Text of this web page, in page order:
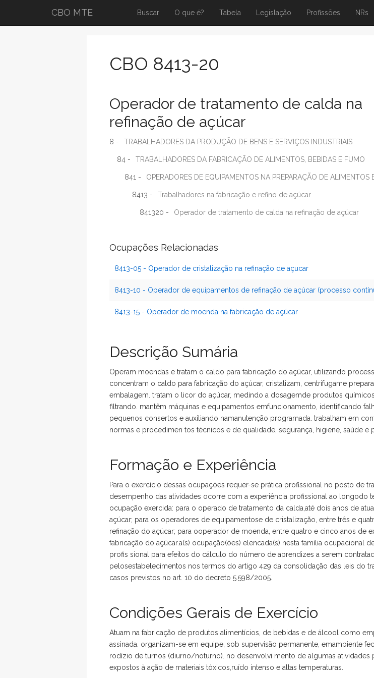
CBO MTE Buscar O que é? Tabela Legislação Profissões NRs
CBO 8413-20
Operador de tratamento de calda na
refinação de açúcar
8 - TRABALHADORES DA PRODUÇÃO DE BENS E SERVIÇOS INDUSTRIAIS
84 - TRABALHADORES DA FABRICAÇÃO DE ALIMENTOS, BEBIDAS E FUMO
841 - OPERADORES DE EQUIPAMENTOS NA PREPARAÇÃO DE ALIMENTOS
8413 - Trabalhadores na fabricação e refino de açúcar
841320 - Operador de tratamento de calda na refinação de açúcar
Ocupações Relacionadas
8413-05 - Operador de cristalização na refinação de açucar
8413-10 - Operador de equipamentos de refinação de açúcar (processo
8413-15 - Operador de moenda na fabricação de açúcar
Descrição Sumária
Operam moendas e tratam o caldo para fabricação do açúcar, utilizando
concentram o caldo para fabricação do açúcar, cristalizam, centrifugame
embalagem. tratam o licor do açúcar, medindo a dosagemde produtos
filtrando. mantêm máquinas e equipamentos emfuncionamento, identificando
pequenos consertos e auxiliando namanutenção programada. trabalham em
normas e procedimen tos técnicos e de qualidade, segurança, higiene, saúde e
Formação e Experiência
Para o exercício dessas ocupações requer-se prática profissional no posto de
desempenho das atividades ocorre com a experiência profissional ao longodo
ocupação exercida: para o operado de tratamento da calda,até dois anos de
açúcar; para os operadores de equipamentose de cristalização, entre três e
refinação do açúcar; para ooperador de moenda, entre quatro e cinco anos de
fabricação do açúcar.a(s) ocupação(ões) elencada(s) nesta família ocupacional
profis sional para efeitos do cálculo do número de aprendizes a serem
pelosestabelecimentos nos termos do artigo 429 da consolidação das leis do
casos previstos no art. 10 do decreto 5.598/2005.
Condições Gerais de Exercício
Atuam na fabricação de produtos alimentícios, de bebidas e de álcool como
assinada. organizam-se em equipe, sob supervisão permanente, emambiente
rodízio de turnos (diurno/noturno). no desenvolvi mento de algumas atividades
expostos à ação de materiais tóxicos,ruído intenso e altas temperaturas.